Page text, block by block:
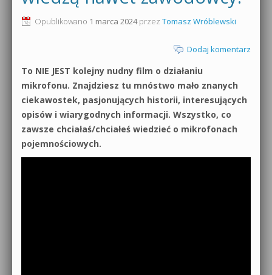
Produkcja muzyczna od podstaw
Sound Forge od podstaw
Dubstep z syntezatorem Massive
Kontakt 5 Kompendium
0dB.pl - informacje
Materiały dla mediów
Archiwum aktualności
Polityka prywatności
Regulamin
Opublikowano 1 marca 2024przez Tomasz Wróblewski
Dodaj komentarz
To NIE JEST kolejny nudny film o działaniu
mikrofonu. Znajdziesz tu mnóstwo mało znanych
ciekawostek, pasjonujących historii, interesujących
opisów i wiarygodnych informacji. Wszystko, co
zawsze chciałaś/chciałeś wiedzieć o mikrofonach
pojemnościowych.